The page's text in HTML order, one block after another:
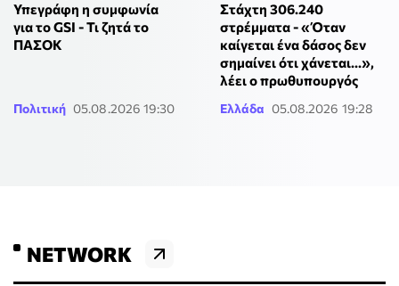
Υπεγράφη η συμφωνία
για το GSI - Τι ζητά το
ΠΑΣΟΚ
Πολιτική 05.08.2026 19:30
Στάχτη 306.240
στρέμματα - «Όταν
καίγεται ένα δάσος δεν
σημαίνει ότι χάνεται...»,
λέει ο πρωθυπουργός
Ελλάδα 05.08.2026 19:28
NETWORK